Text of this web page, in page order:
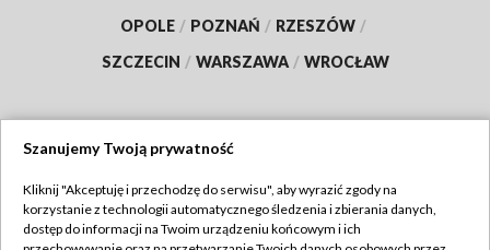
OPOLE / POZNAŃ / RZESZÓW /
SZCZECIN / WARSZAWA / WROCŁAW
TVP
Szanujemy Twoją prywatność
Kliknij "Akceptuję i przechodzę do serwisu", aby wyrazić zgody na
korzystanie z technologii automatycznego śledzenia i zbierania danych,
dostęp do informacji na Twoim urządzeniu końcowym i ich